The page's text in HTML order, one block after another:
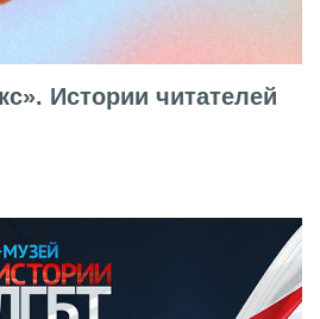
Истории читателей